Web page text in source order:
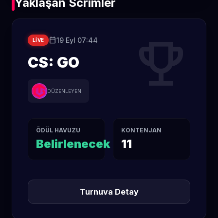
trophy
LIVE calendar_today19 Eyl 07:44
CS: GO
DÜZENLEYEN
ÖDÜL HAVUZU
Belirlenecek
KONTENJAN
11
Turnuva Detay